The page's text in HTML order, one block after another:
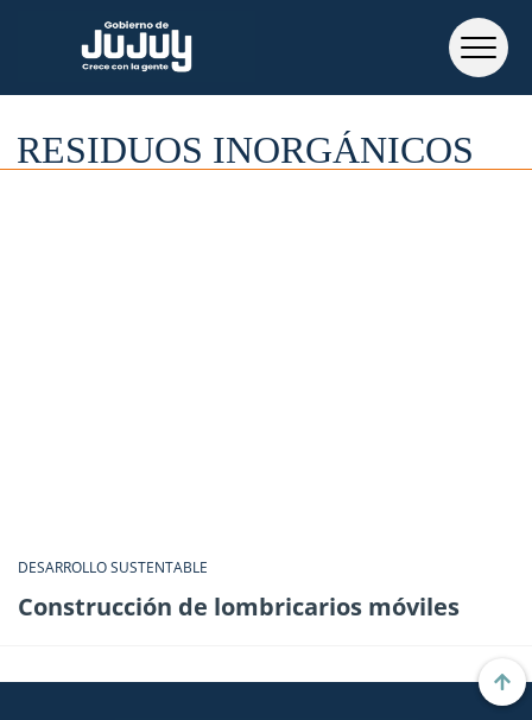
RESIDUOS INORGÁNICOS
DESARROLLO SUSTENTABLE
Construcción de lombricarios móviles